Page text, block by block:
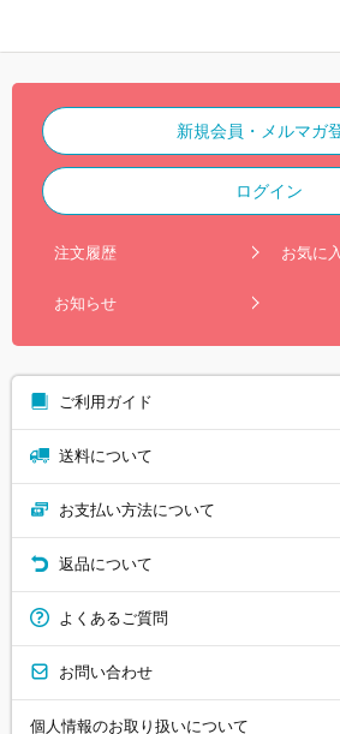
新規会員・メルマガ
ログイン
注文履歴 お気に
お知らせ
ご利用ガイド
送料について
お支払い方法について
返品について
よくあるご質問
お問い合わせ
個人情報のお取り扱いについて